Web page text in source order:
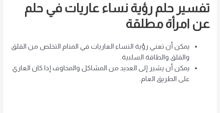
تفسير حلم رؤية نساء عاريات في حلم
عن امرأة مطلقة
يمكن أن تعني رؤية النساء العاريات في المنام التخلص من القلق
والقلق والطاقة السلبية.
يمكن أن يشير إلى العديد من المشاكل والمخاوف إذا كان العاري
على الطريق العام.